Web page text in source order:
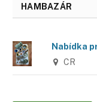
HAMBAZÁR
Nabídka
CR